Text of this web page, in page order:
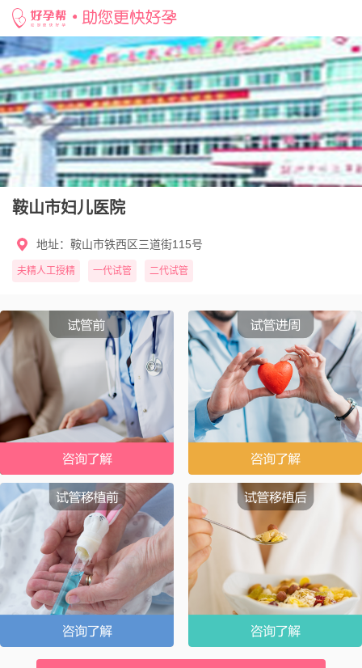
网站首页 > 试管婴儿医院 > 辽宁>鞍山>
鞍山市妇儿医院
地址：鞍山市铁西区三道街115号
夫精人工授精 一代试管 二代试管